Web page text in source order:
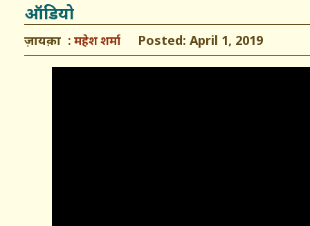
ऑडियो
ज़ायक़ा महेश शर्मा Posted: April 1, 2019